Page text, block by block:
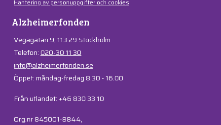
Hantering av personuppgifter och cookies
Alzheimerfonden
Vegagatan 9, 113 29 Stockholm
Telefon:020-30 11 30
info@alzheimerfonden.se
Öppet: måndag-fredag 8.30 - 16.00
Från utlandet: +46 830 33 10
Org.nr 845001-8844,